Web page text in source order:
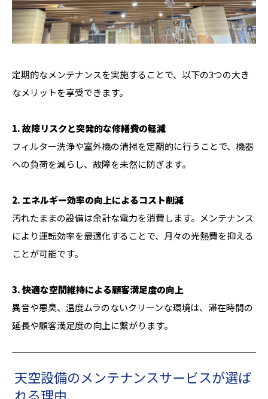
定期的なメンテナンスを実施することで、以下の3つの大き
なメリットを享受できます。
1. 故障リスクと突発的な修繕費の軽減
フィルター洗浄や室外機の清掃を定期的に行うことで、機器
への負荷を減らし、故障を未然に防ぎます。
2. エネルギー効率の向上によるコスト削減
汚れたままの設備は余計な電力を消費します。メンテナンス
により運転効率を最適化することで、月々の光熱費を抑える
ことが可能です。
3. 快適な空間維持による顧客満足度の向上
異音や悪臭、温度ムラのないクリーンな環境は、滞在時間の
延長や顧客満足度の向上に繋がります。
天空設備のメンテナンスサービスが選ば
れる理由